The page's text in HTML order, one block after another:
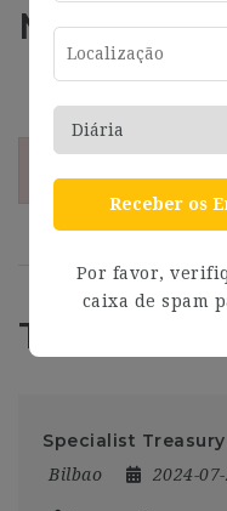
Más
Address Bilbao
Trabajos
Specialist Treasury
Bilbao 2024-
Receber os
Por favor,
caixa de spam